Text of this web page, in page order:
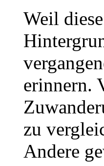
Weil
erinnern.
zu
Andere